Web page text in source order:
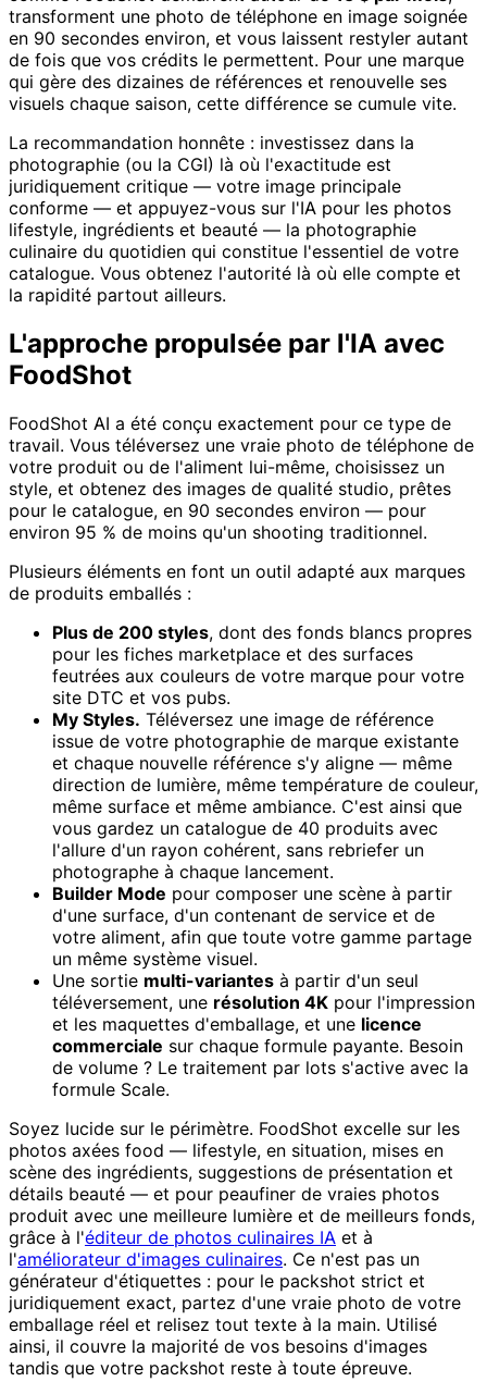
transforment une photo de téléphone en image soignée
en 90 secondes environ, et vous laissent restyler autant
de fois que vos crédits le permettent. Pour une marque
qui gère des dizaines de références et renouvelle ses
visuels chaque saison, cette différence se cumule vite.
La recommandation honnête : investissez dans la
photographie (ou la CGI) là où l'exactitude est
juridiquement critique — votre image principale
conforme — et appuyez-vous sur l'IA pour les photos
lifestyle, ingrédients et beauté — la photographie
culinaire du quotidien qui constitue l'essentiel de votre
catalogue. Vous obtenez l'autorité là où elle compte et
la rapidité partout ailleurs.
L'approche propulsée par l'IA avec
FoodShot
FoodShot AI a été conçu exactement pour ce type de
travail. Vous téléversez une vraie photo de téléphone de
votre produit ou de l'aliment lui-même, choisissez un
style, et obtenez des images de qualité studio, prêtes
pour le catalogue, en 90 secondes environ — pour
environ 95 % de moins qu'un shooting traditionnel.
Plusieurs éléments en font un outil adapté aux marques
de produits emballés :
Plus de 200 styles, dont des fonds blancs propres
pour les fiches marketplace et des surfaces
feutrées aux couleurs de votre marque pour votre
site DTC et vos pubs.
My Styles. Téléversez une image de référence
issue de votre photographie de marque existante
et chaque nouvelle référence s'y aligne — même
direction de lumière, même température de couleur,
même surface et même ambiance. C'est ainsi que
vous gardez un catalogue de 40 produits avec
l'allure d'un rayon cohérent, sans rebriefer un
photographe à chaque lancement.
Builder Mode pour composer une scène à partir
d'une surface, d'un contenant de service et de
votre aliment, afin que toute votre gamme partage
un même système visuel.
Une sortie multi-variantes à partir d'un seul
téléversement, une résolution 4K pour l'impression
et les maquettes d'emballage, et une licence
commerciale sur chaque formule payante. Besoin
de volume ? Le traitement par lots s'active avec la
formule Scale.
Soyez lucide sur le périmètre. FoodShot excelle sur les
photos axées food — lifestyle, en situation, mises en
scène des ingrédients, suggestions de présentation et
détails beauté — et pour peaufiner de vraies photos
produit avec une meilleure lumière et de meilleurs fonds,
grâce à l'éditeur de photos culinaires IA et à
l'améliorateur d'images culinaires. Ce n'est pas un
générateur d'étiquettes : pour le packshot strict et
juridiquement exact, partez d'une vraie photo de votre
emballage réel et relisez tout texte à la main. Utilisé
ainsi, il couvre la majorité de vos besoins d'images
tandis que votre packshot reste à toute épreuve.